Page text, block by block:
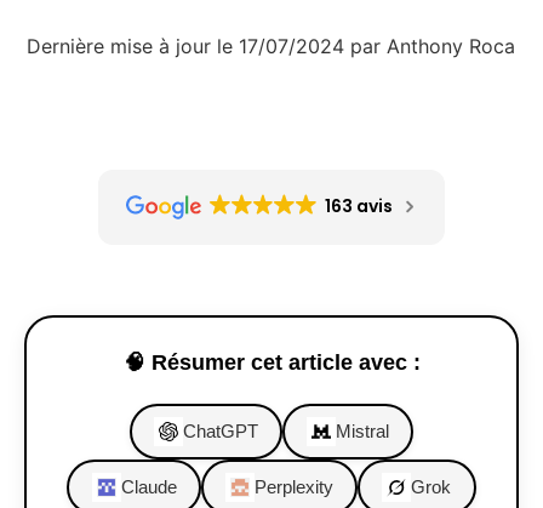
Dernière mise à jour le 17/07/2024 par Anthony Roca
163 avis
🧠 Résumer cet article avec :
ChatGPT Mistral
Claude Perplexity Grok